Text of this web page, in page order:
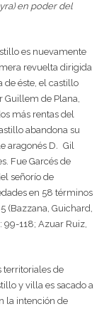
en poder del
es nuevamente
revuelta dirigida
de éste, el castillo
Guillem de Plana,
más rentas del
abandona su
aragonés D. Gil
Fue Garcés de
señorío de
en 58 términos
(Bazzana, Guichard,
99-118; Azuar Ruiz,
territoriales de
y villa es sacado a
la intención de